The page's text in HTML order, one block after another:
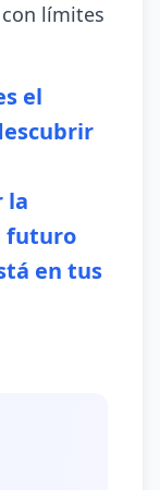
límites
el
la
futuro
en tus